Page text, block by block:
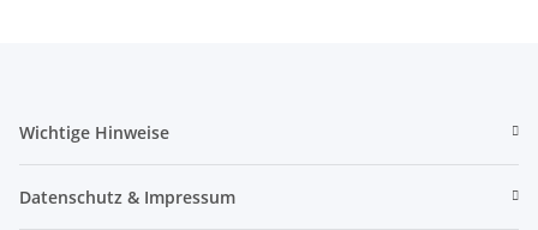
Wichtige Hinweise
Datenschutz & Impressum